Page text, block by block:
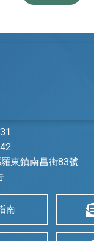
東鎮南昌街83號
南